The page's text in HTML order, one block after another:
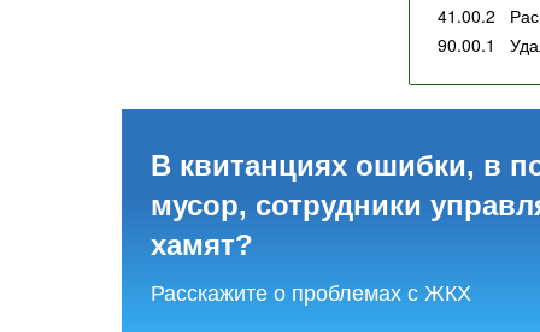
41.00.2
90.00.1
В квитанциях ошибки, в
мусор, сотрудники
хамят?
Расскажите о проблемах с ЖКХ